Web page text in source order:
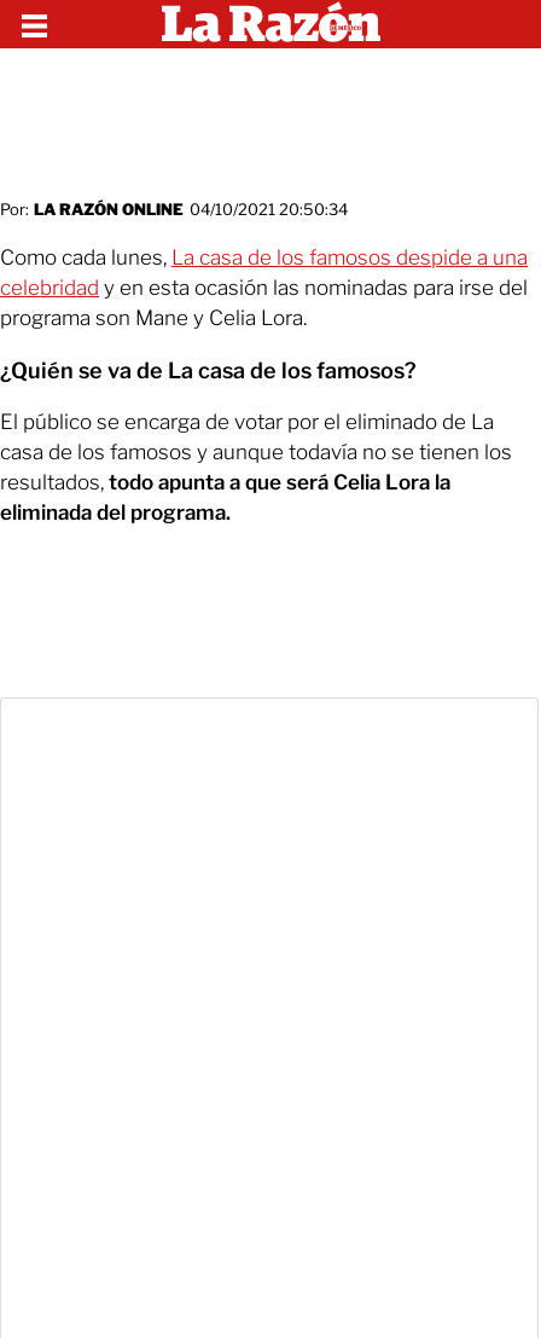
Por: LA RAZÓN ONLINE 04/10/2021 20:50:34
Como cada lunes, La casa de los famosos despide a una
celebridad y en esta ocasión las nominadas para irse del
programa son Mane y Celia Lora.
¿Quién se va de La casa de los famosos?
El público se encarga de votar por el eliminado de La
casa de los famosos y aunque todavía no se tienen los
resultados, todo apunta a que será Celia Lora la
eliminada del programa.